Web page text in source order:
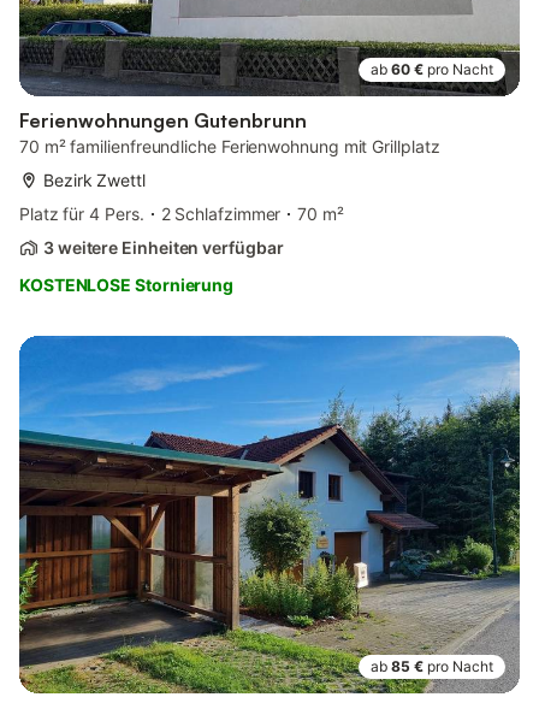
ab 60 € pro Nacht
Ferienwohnungen Gutenbrunn
70 m² familienfreundliche Ferienwohnung mit Grillplatz
Bezirk Zwettl
Platz für 4 Pers.
2 Schlafzimmer
70 m²
3 weitere Einheiten verfügbar
KOSTENLOSE Stornierung
ab 85 € pro Nacht